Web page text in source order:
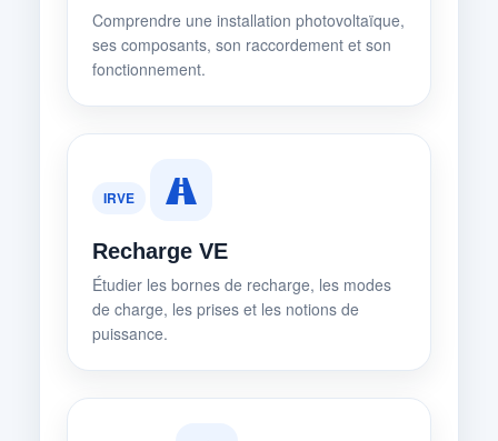
Comprendre une installation photovoltaïque,
ses composants, son raccordement et son
fonctionnement.
IRVE
Recharge VE
Étudier les bornes de recharge, les modes
de charge, les prises et les notions de
puissance.